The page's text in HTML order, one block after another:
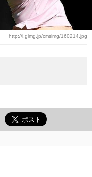
http://i.gimg.jp/cmsimg/160214.jpg